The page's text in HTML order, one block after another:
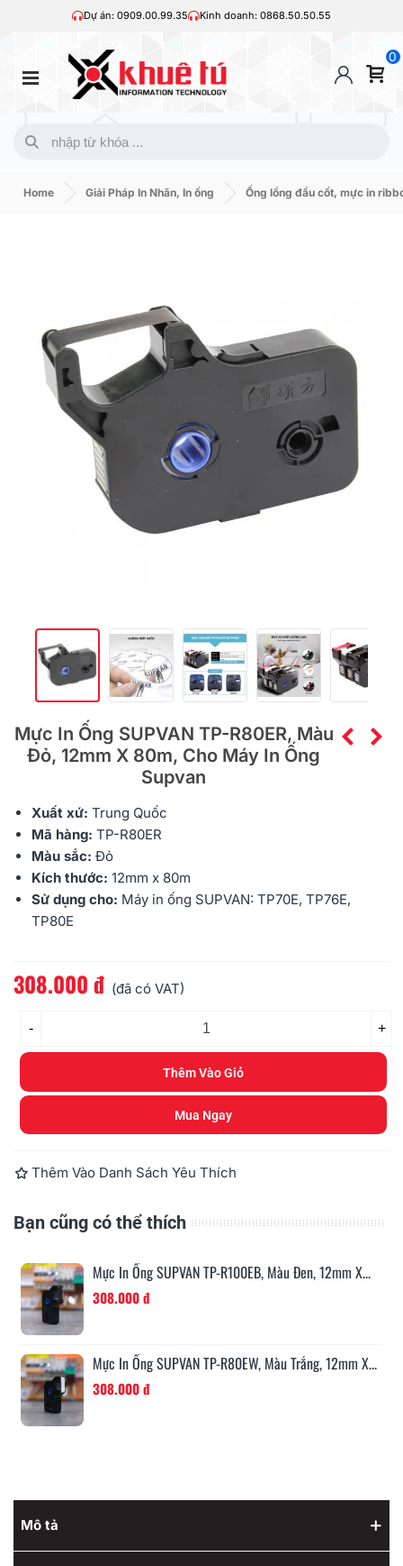
Dự án: 0909.00.99.35 Kinh doanh: 0868.50.50.55
0
Home Giải Pháp In Nhãn, In ống Ống lồng đầu cốt, mực in
Mực In Ống SUPVAN TP-R80ER, Màu
Đỏ, 12mm X 80m, Cho Máy In Ống
Supvan
Xuất xứ: Trung Quốc
Mã hàng: TP-R80ER
Màu sắc: Đỏ
Kích thước: 12mm x 80m
Sử dụng cho: Máy in ống SUPVAN: TP70E, TP76E,
TP80E
Đọc thêm
308.000 đ (đã có VAT)
- +
Thêm Vào Giỏ
Mua Ngay
Thêm Vào Danh Sách Yêu Thích
Bạn cũng có thể thích
Mực In Ống SUPVAN TP-R100EB, Màu Đen, 12mm X...
308.000 đ
Mực In Ống SUPVAN TP-R80EW, Màu Trắng, 12mm X...
308.000 đ
Mô tả